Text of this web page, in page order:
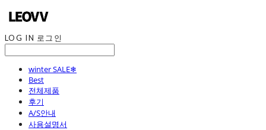
LOG IN 로그인
winter SALE❄
Best
전체제품
후기
A/S안내
사용설명서